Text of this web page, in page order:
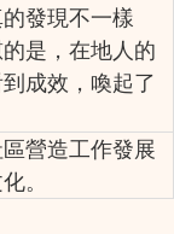
發現不一樣
是，在地人的
成效，喚起了
營造工作發展
。